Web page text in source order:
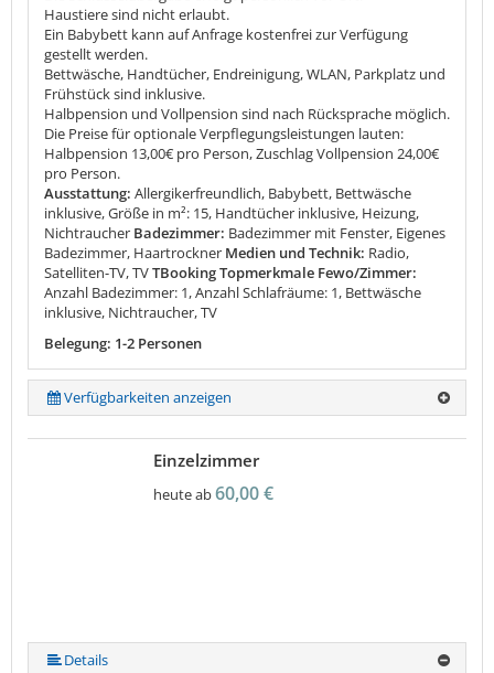
Haustiere sind nicht erlaubt.
Ein Babybett kann auf Anfrage kostenfrei zur Verfügung
gestellt werden.
Bettwäsche, Handtücher, Endreinigung, WLAN, Parkplatz und
Frühstück sind inklusive.
Halbpension und Vollpension sind nach Rücksprache möglich.
Die Preise für optionale Verpflegungsleistungen lauten:
Halbpension 13,00€ pro Person, Zuschlag Vollpension 24,00€
pro Person.
Ausstattung: Allergikerfreundlich, Babybett, Bettwäsche
inklusive, Größe in m²: 15, Handtücher inklusive, Heizung,
Nichtraucher Badezimmer: Badezimmer mit Fenster, Eigenes
Badezimmer, Haartrockner Medien und Technik: Radio,
Satelliten-TV, TVTBooking Topmerkmale Fewo/Zimmer:
Anzahl Badezimmer: 1, Anzahl Schlafräume: 1, Bettwäsche
inklusive, Nichtraucher, TV
Belegung: 1-2 Personen
Verfügbarkeiten anzeigen
Einzelzimmer
heute ab60,00 €
Details